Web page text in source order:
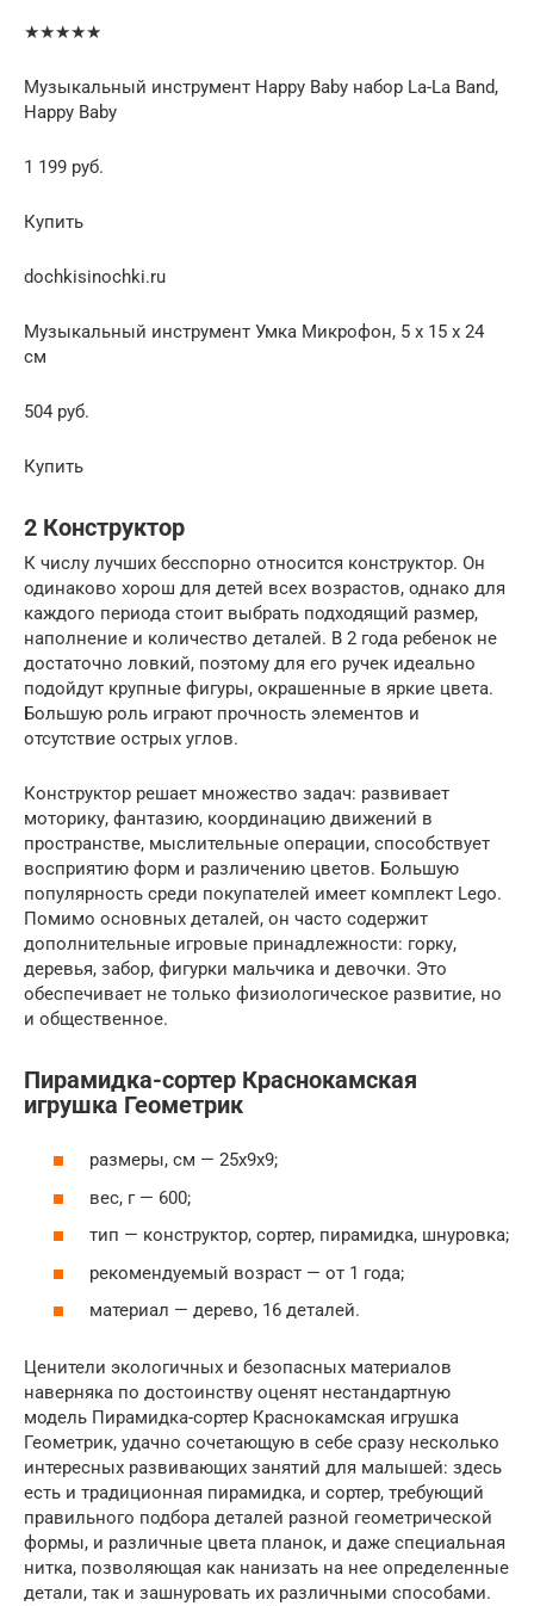
★★★★★
Музыкальный инструмент Happy Baby набор La-La Band,
Happy Baby
1 199 руб.
Купить
dochkisinochki.ru
Музыкальный инструмент Умка Микрофон, 5 х 15 х 24
см
504 руб.
Купить
2 Конструктор
К числу лучших бесспорно относится конструктор. Он
одинаково хорош для детей всех возрастов, однако для
каждого периода стоит выбрать подходящий размер,
наполнение и количество деталей. В 2 года ребенок не
достаточно ловкий, поэтому для его ручек идеально
подойдут крупные фигуры, окрашенные в яркие цвета.
Большую роль играют прочность элементов и
отсутствие острых углов.
Конструктор решает множество задач: развивает
моторику, фантазию, координацию движений в
пространстве, мыслительные операции, способствует
восприятию форм и различению цветов. Большую
популярность среди покупателей имеет комплект Lego.
Помимо основных деталей, он часто содержит
дополнительные игровые принадлежности: горку,
деревья, забор, фигурки мальчика и девочки. Это
обеспечивает не только физиологическое развитие, но
и общественное.
Пирамидка-сортер Краснокамская
игрушка Геометрик
размеры, см — 25х9х9;
вес, г — 600;
тип — конструктор, сортер, пирамидка, шнуровка;
рекомендуемый возраст — от 1 года;
материал — дерево, 16 деталей.
Ценители экологичных и безопасных материалов
наверняка по достоинству оценят нестандартную
модель Пирамидка-сортер Краснокамская игрушка
Геометрик, удачно сочетающую в себе сразу несколько
интересных развивающих занятий для малышей: здесь
есть и традиционная пирамидка, и сортер, требующий
правильного подбора деталей разной геометрической
формы, и различные цвета планок, и даже специальная
нитка, позволяющая как нанизать на нее определенные
детали, так и зашнуровать их различными способами.